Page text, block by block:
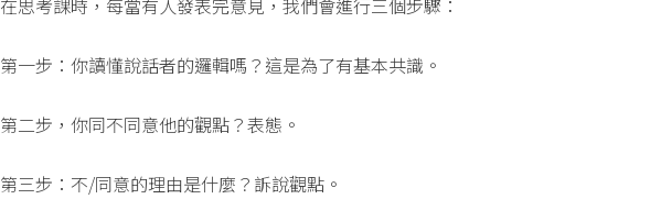
在思考課時，每當有人發表完意見，我們會進行三個步驟：
第一步：你讀懂說話者的邏輯嗎？這是為了有基本共識。
第二步，你同不同意他的觀點？表態。
第三步：不/同意的理由是什麼？訴說觀點。